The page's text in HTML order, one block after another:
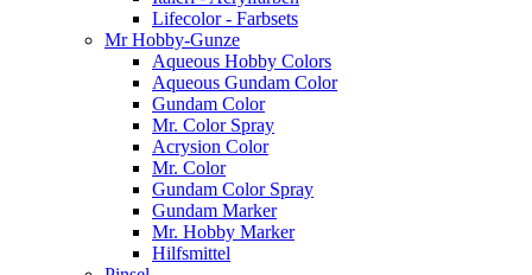
Lifecolor - Farbsets
Mr Hobby-Gunze
Aqueous Hobby Colors
Aqueous Gundam Color
Gundam Color
Mr. Color Spray
Acrysion Color
Mr. Color
Gundam Color Spray
Gundam Marker
Mr. Hobby Marker
Hilfsmittel